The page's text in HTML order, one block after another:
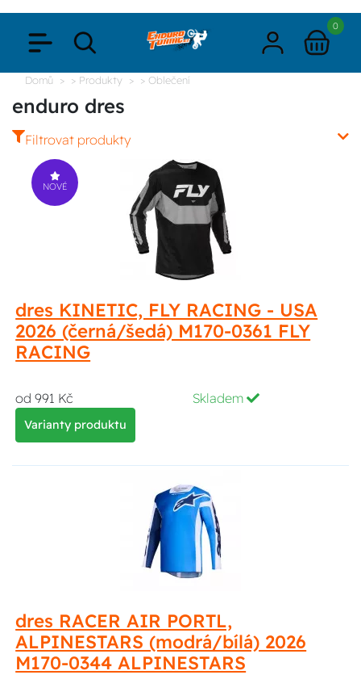
0
Domů > Produkty > Oblečení
enduro dres
Filtrovat produkty
NOVÉ
dres KINETIC, FLY RACING - USA
2026 (černá/šedá) M170-0361 FLY
RACING
od 991 Kč Skladem
Varianty produktu
dres RACER AIR PORTL,
ALPINESTARS (modrá/bílá) 2026
M170-0344 ALPINESTARS